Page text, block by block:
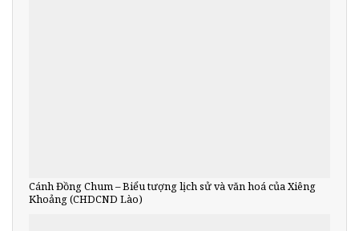
Cánh Đồng Chum – Biểu tượng lịch sử và văn hoá của Xiêng
Khoảng (CHDCND Lào)